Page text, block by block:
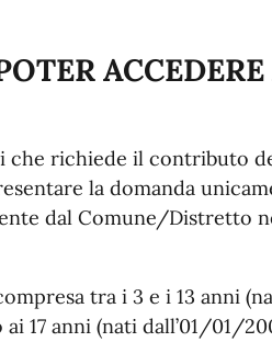
richiede il contributo
la domanda
dal Comune/Distretto
tra i 3 e i 13 anni
17 anni (nati dall’01/01/